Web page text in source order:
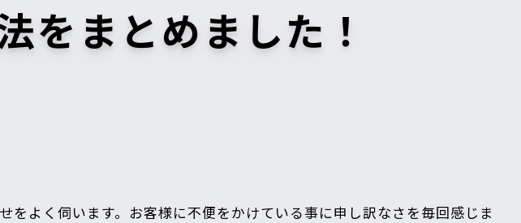
をまとめました！
よく伺います。お客様に不便をかけている事に申し訳なさを毎回感じま